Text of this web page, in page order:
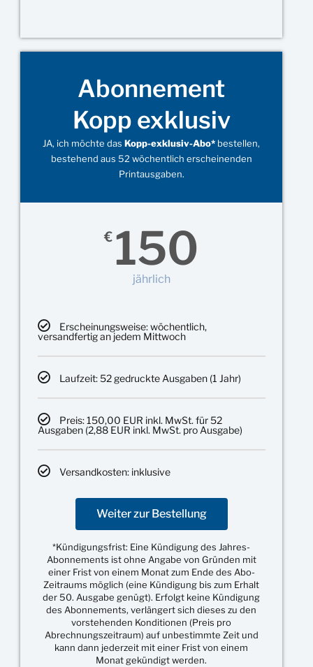
Abonnement
Kopp exklusiv
JA, ich möchte dasKopp-exklusiv-Abo* bestellen,
bestehend aus 52 wöchentlich erscheinenden
Printausgaben.
€ 150
jährlich
Erscheinungsweise: wöchentlich,
versandfertig an jedem Mittwoch
Laufzeit: 52 gedruckte Ausgaben (1 Jahr)
Preis: 150,00 EUR inkl. MwSt. für 52
Ausgaben (2,88 EUR inkl. MwSt. pro Ausgabe)
Versandkosten: inklusive
Weiter zur Bestellung
*Kündigungsfrist: Eine Kündigung des Jahres-
Abonnements ist ohne Angabe von Gründen mit
einer Frist von einem Monat zum Ende des Abo-
Zeitraums möglich (eine Kündigung bis zum Erhalt
der 50. Ausgabe genügt). Erfolgt keine Kündigung
des Abonnements, verlängert sich dieses zu den
vorstehenden Konditionen (Preis pro
Abrechnungszeitraum) auf unbestimmte Zeit und
kann dann jederzeit mit einer Frist von einem
Monat gekündigt werden.